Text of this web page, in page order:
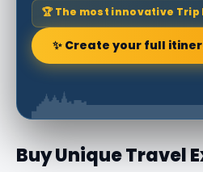
🏆 The most innovative Trip
✨ Create your full
Buy Unique Travel